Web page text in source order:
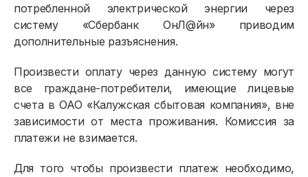
потребленной электрической энергии через
систему «Сбербанк ОнЛ@йн» приводим
дополнительные разъяснения.
Произвести оплату через данную систему могут
все граждане-потребители, имеющие лицевые
счета в ОАО «Калужская сбытовая компания», вне
зависимости от места проживания. Комиссия за
платежи не взимается.
Для того чтобы произвести платеж необходимо,